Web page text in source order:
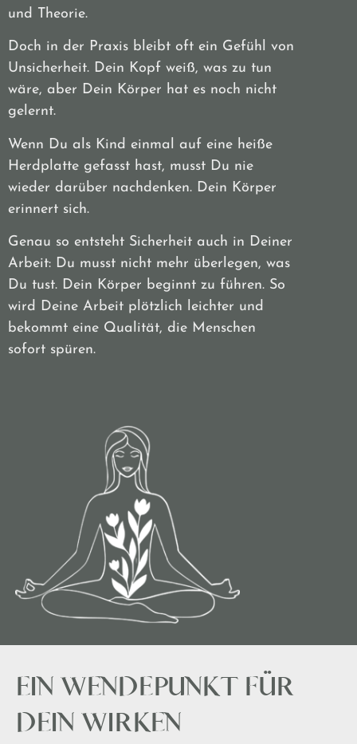
und Theorie.
Doch in der Praxis bleibt oft ein Gefühl von
Unsicherheit. Dein Kopf weiß, was zu tun
wäre, aber Dein Körper hat es noch nicht
gelernt.
Wenn Du als Kind einmal auf eine heiße
Herdplatte gefasst hast, musst Du nie
wieder darüber nachdenken. Dein Körper
erinnert sich.
Genau so entsteht Sicherheit auch in Deiner
Arbeit: Du musst nicht mehr überlegen, was
Du tust. Dein Körper beginnt zu führen. So
wird Deine Arbeit plötzlich leichter und
bekommt eine Qualität, die Menschen
sofort spüren.
EIN WENDEPUNKT FÜR
DEIN WIRKEN